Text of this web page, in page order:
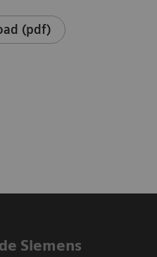
(pdf)
Siemens